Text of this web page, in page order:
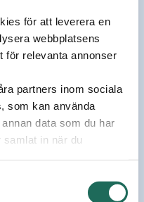
för att leverera en
webbplatsens
för relevanta annonser
partners inom sociala
som kan använda
data som du har
in när du